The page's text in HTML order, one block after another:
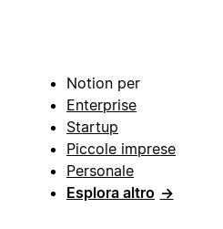
Notion per
Enterprise
Startup
Piccole imprese
Personale
Esplora altro →